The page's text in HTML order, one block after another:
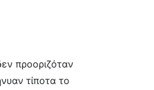
προοριζόταν
τίποτα το